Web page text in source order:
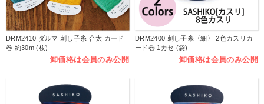
DRM2410 ダルマ 刺し子糸 合太 カード
巻 約30m (枚)
卸価格は会員のみ公開
DRM2400 刺し子糸〈細〉 2色カスリカ
ード巻 1カセ (袋)
卸価格は会員のみ公開